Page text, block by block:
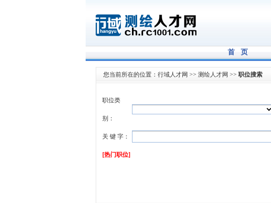
首 页
您当前所在的位置： 行域人才网 >> 测绘人才网 >> 职位搜索
职位类
别：
关 键 字：
[热门职位]